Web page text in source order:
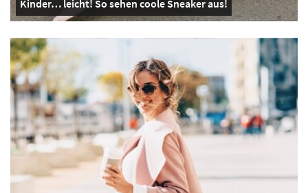
Kinder… leicht! So sehen coole Sneaker aus!